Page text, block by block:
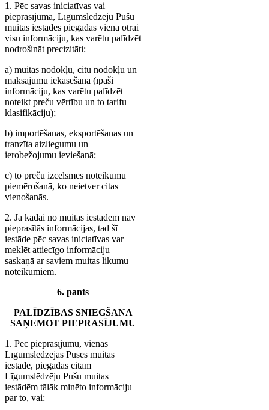
1. Pēc savas iniciatīvas vai
pieprasījuma, Līgumslēdzēju Pušu
muitas iestādes piegādās viena otrai
visu informāciju, kas varētu palīdzēt
nodrošināt precizitāti:
a) muitas nodokļu, citu nodokļu un
maksājumu iekasēšanā (īpaši
informāciju, kas varētu palīdzēt
noteikt preču vērtību un to tarifu
klasifikāciju);
b) importēšanas, eksportēšanas un
tranzīta aizliegumu un
ierobežojumu ieviešanā;
c) to preču izcelsmes noteikumu
piemērošanā, ko neietver citas
vienošanās.
2. Ja kādai no muitas iestādēm nav
pieprasītās informācijas, tad šī
iestāde pēc savas iniciatīvas var
meklēt attiecīgo informāciju
saskaņā ar saviem muitas likumu
noteikumiem.
6. pants
PALĪDZĪBAS SNIEGŠANA
SAŅEMOT PIEPRASĪJUMU
1. Pēc pieprasījumu, vienas
Līgumslēdzējas Puses muitas
iestāde, piegādās citām
Līgumslēdzēju Pušu muitas
iestādēm tālāk minēto informāciju
par to, vai: